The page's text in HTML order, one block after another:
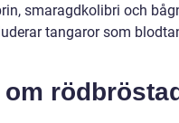
smaragdkolibri och
tangaror som